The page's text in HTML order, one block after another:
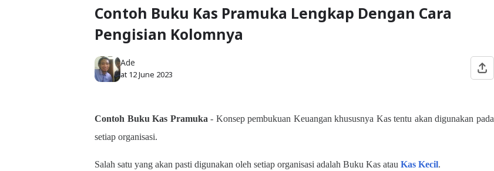
Contoh Buku Kas Pramuka Lengkap Dengan Cara
Pengisian Kolomnya
Ade
at 12 June 2023
Contoh Buku Kas Pramuka - Konsep pembukuan Keuangan khususnya Kas tentu akan digunakan pada
setiap organisasi.
Salah satu yang akan pasti digunakan oleh setiap organisasi adalah Buku Kas atau Kas Kecil.